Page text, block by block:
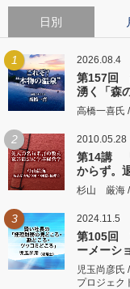
日別
1 2026.08.4
第157回
湧く「森
高橋一喜氏
2 2010.05.28
第14講
からず。
杉山 厳海 /
3 2024.11.5
第105回
ーメーシ
児玉尚彦
プロジェ